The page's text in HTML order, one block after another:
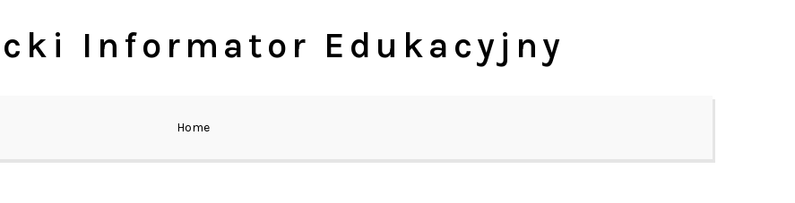
Informator Edukacyjny
Home